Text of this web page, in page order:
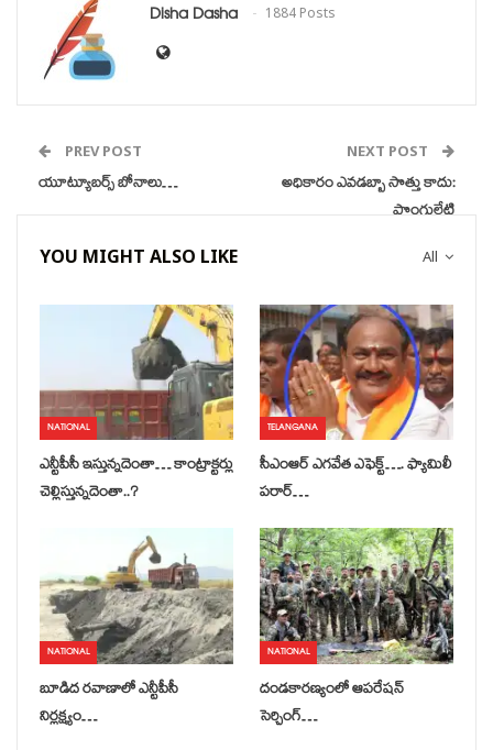
Disha Dasha 1884 Posts
PREV POST
యూట్యూబర్స్ బోనాలు…
NEXT POST
అధికారం ఎవడబ్బా సొత్తు కాదు:
పొంగులేటి
All
YOU MIGHT ALSO LIKE
NATIONAL
ఎన్టీపీసీ ఇస్తున్నదెంతా… కాంట్రాక్టర్లు
చెల్లిస్తున్నదెంతా..?
TELANGANA
సీఎంఆర్ ఎగవేత ఎఫెక్ట్…. ఫ్యామిలీ
పరార్…
NATIONAL
బూడిద రవాణాలో ఎన్టీపీసీ
నిర్లక్ష్యం…
NATIONAL
దండకారణ్యంలో ఆపరేషన్
సెర్చింగ్…